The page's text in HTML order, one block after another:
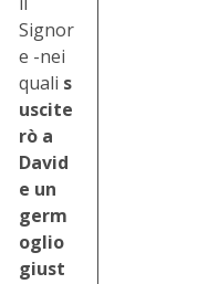
Signor
e -nei
quali s
uscite
rò a
David
e un
germ
oglio
giust